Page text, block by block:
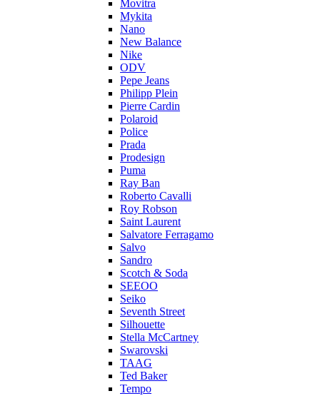
Movitra
Mykita
Nano
New Balance
Nike
ODV
Pepe Jeans
Philipp Plein
Pierre Cardin
Polaroid
Police
Prada
Prodesign
Puma
Ray Ban
Roberto Cavalli
Roy Robson
Saint Laurent
Salvatore Ferragamo
Salvo
Sandro
Scotch & Soda
SEEOO
Seiko
Seventh Street
Silhouette
Stella McCartney
Swarovski
TAAG
Ted Baker
Tempo